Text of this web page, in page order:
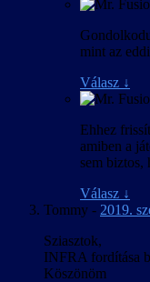
mint az
Válasz ↓
Ehhez
amiben a
sem biztos,
Válasz ↓
Tommy - 2019.
Sziasztok,
INFRA fordítása
Köszönöm